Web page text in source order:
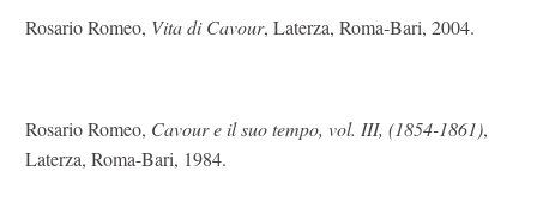
Rosario Romeo, Vita di Cavour, Laterza, Roma-Bari, 2004.
Rosario Romeo, Cavour e il suo tempo, vol. III, (1854-1861),
Laterza, Roma-Bari, 1984.